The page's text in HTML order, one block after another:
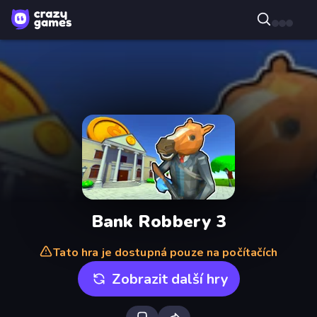
Bank Robbery 3
Tato hra je dostupná pouze na počítačích
Zobrazit další hry